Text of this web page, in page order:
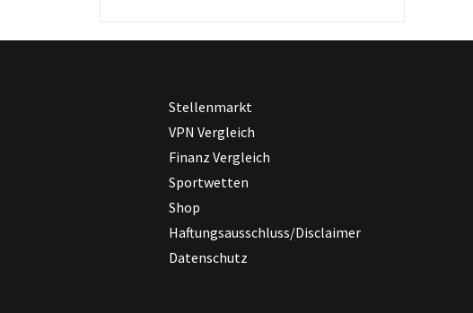
Stellenmarkt
VPN Vergleich
Finanz Vergleich
Sportwetten
Shop
Haftungsausschluss/Disclaimer
Datenschutz